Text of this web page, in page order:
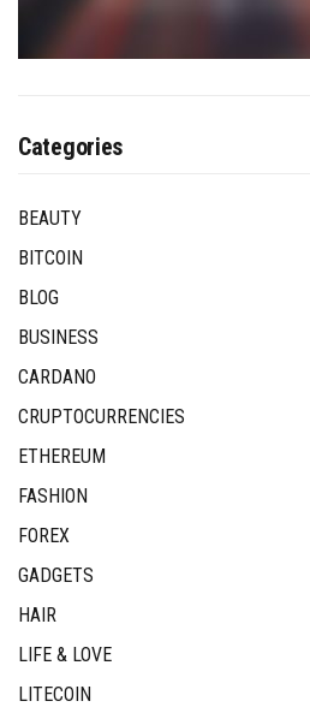
Categories
BEAUTY
BITCOIN
BLOG
BUSINESS
CARDANO
CRUPTOCURRENCIES
ETHEREUM
FASHION
FOREX
GADGETS
HAIR
LIFE & LOVE
LITECOIN